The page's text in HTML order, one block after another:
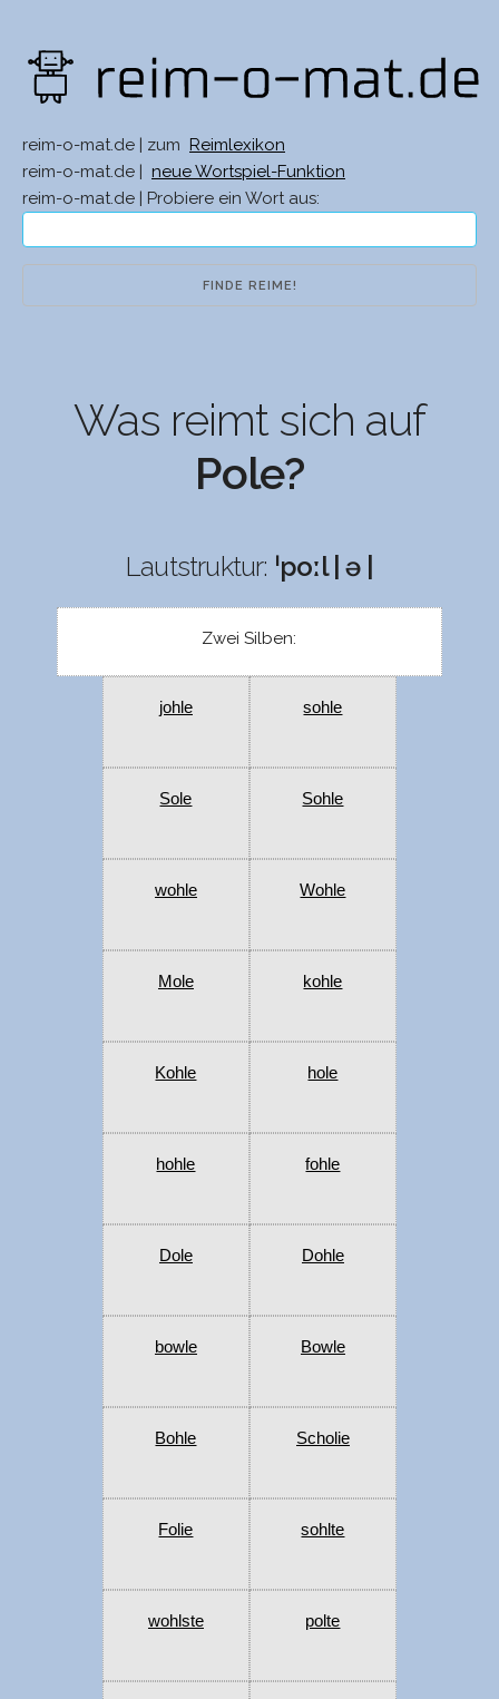
reim-o-mat.de | zum
Reimlexikon
reim-o-mat.de |
neue Wortspiel-Funktion
reim-o-mat.de | Probiere ein Wort aus:
Was reimt sich auf
Pole?
Lautstruktur: ˈpoːl | ə |
Zwei Silben:
johle sohle
Sole Sohle
wohle Wohle
Mole kohle
Kohle hole
hohle fohle
Dole Dohle
bowle Bowle
Bohle Scholie
Folie sohlte
wohlste polte